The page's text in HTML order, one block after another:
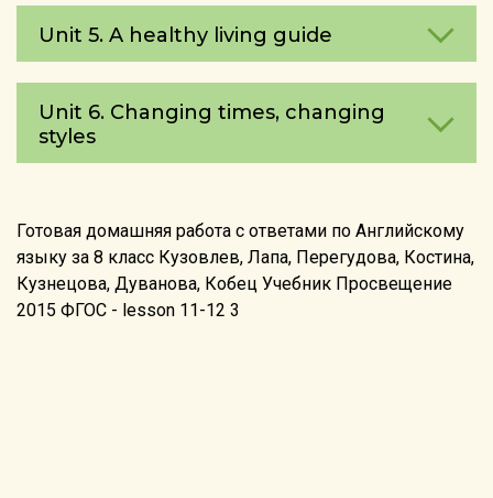
Unit 5. A healthy living guide
Unit 6. Changing times, changing
styles
Готовая домашняя работа с ответами по Английскому
языку за 8 класс Кузовлев, Лапа, Перегудова, Костина,
Кузнецова, Дуванова, Кобец Учебник Просвещение
2015 ФГОС - lesson 11-12 3